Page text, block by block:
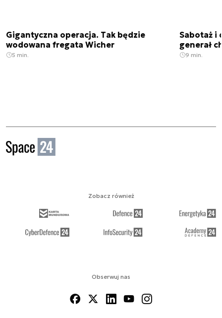
Gigantyczna operacja. Tak będzie
wodowana fregata Wicher
5 min.
Sabotaż i
generał
9 min.
Obserwuj nas
Zobacz również